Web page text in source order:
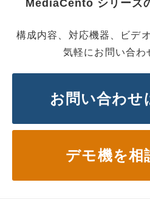
MediaCento シリーズ
構成内容、対応機器、ビデ
気軽にお問い合わ
お問い合わ
デモ機を